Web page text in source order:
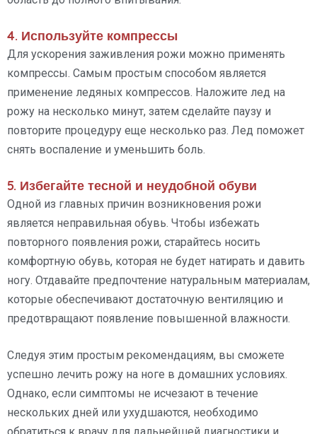
4. Используйте компрессы
Для ускорения заживления рожи можно применять
компрессы. Самым простым способом является
применение ледяных компрессов. Наложите лед на
рожу на несколько минут, затем сделайте паузу и
повторите процедуру еще несколько раз. Лед поможет
снять воспаление и уменьшить боль.
5. Избегайте тесной и неудобной обуви
Одной из главных причин возникновения рожи
является неправильная обувь. Чтобы избежать
повторного появления рожи, старайтесь носить
комфортную обувь, которая не будет натирать и давить
ногу. Отдавайте предпочтение натуральным материалам,
которые обеспечивают достаточную вентиляцию и
предотвращают появление повышенной влажности.
Следуя этим простым рекомендациям, вы сможете
успешно лечить рожу на ноге в домашних условиях.
Однако, если симптомы не исчезают в течение
нескольких дней или ухудшаются, необходимо